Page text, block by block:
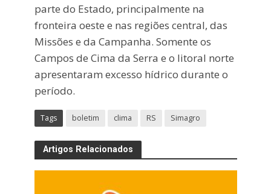
parte do Estado, principalmente na
fronteira oeste e nas regiões central, das
Missões e da Campanha. Somente os
Campos de Cima da Serra e o litoral norte
apresentaram excesso hídrico durante o
período.
Tags boletim clima RS Simagro
Artigos Relacionados